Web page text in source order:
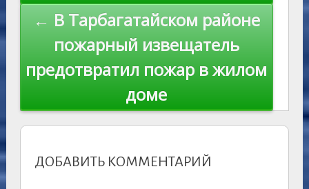
← В Тарбагатайском районе
пожарный извещатель
предотвратил пожар в жилом
доме
ДОБАВИТЬ КОММЕНТАРИЙ